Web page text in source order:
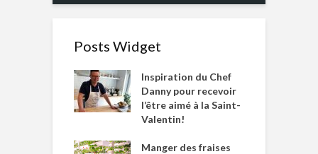
Posts Widget
Inspiration du Chef
Danny pour recevoir
l’être aimé à la Saint-
Valentin!
Manger des fraises